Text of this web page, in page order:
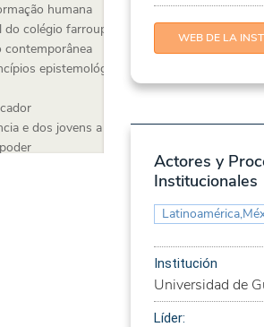
humana
colégio farroupilha
contemporânea
epistemológicos, eixos e
e dos jovens a partir das
públicas brasileiras no
WEB DE LA
Actores y
Institucionales
Institución
Universidad de
Líder: